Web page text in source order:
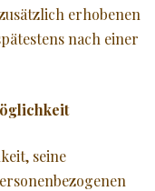
erhobenen
nach einer
seine